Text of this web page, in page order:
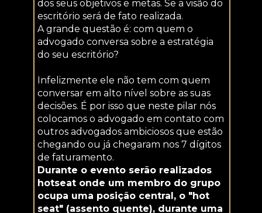
dos seus objetivos e metas. Se a visão do
escritório será de fato realizada.
A grande questão é: com quem o
advogado conversa sobre a estratégia
do seu escritório?
Infelizmente ele não tem com quem
conversar em alto nível sobre as suas
decisões. É por isso que neste pilar nós
colocamos o advogado em contato com
outros advogados ambiciosos que estão
chegando ou já chegaram nos 7 dígitos
de faturamento.
Durante o evento serão realizados
hotseat onde um membro do grupo
ocupa uma posição central, o "hot
seat" (assento quente), durante uma